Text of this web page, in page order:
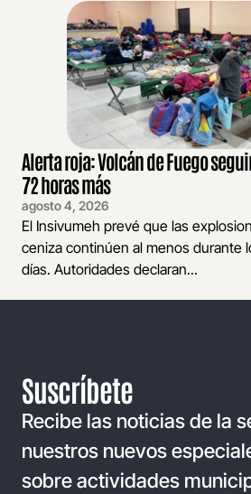
Alerta roja: Volcán de Fuego
72 horas más
agosto 4, 2026
El Insivumeh prevé que las
ceniza continúen al menos durante
días. Autoridades declaran...
Suscríbete
Recibe las noticias de la
nuestros nuevos
sobre actividades